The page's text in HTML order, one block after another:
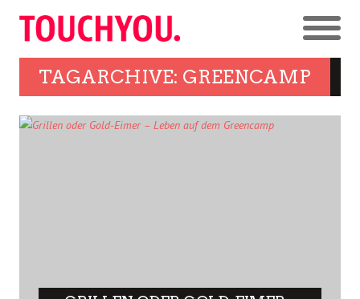
TAGARCHIVE: GREENCAMP